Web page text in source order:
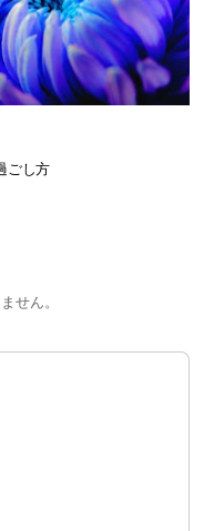
ごし方
せん。